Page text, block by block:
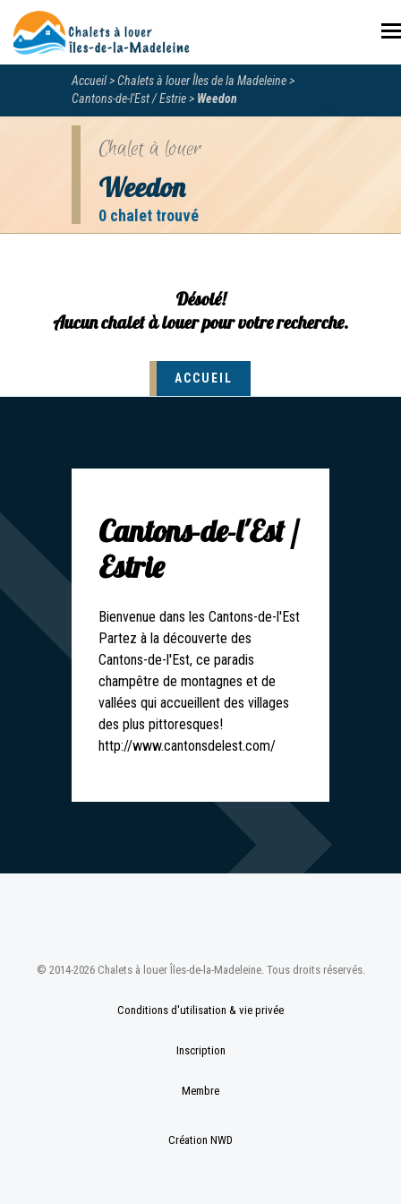
Accueil
Chalets à louer Îles de la Madeleine
Cantons-de-l'Est / Estrie
Weedon
Chalet à louer
Weedon
0 chalet trouvé
Désolé!
Aucun chalet à louer pour votre recherche.
ACCUEIL
Cantons-de-l'Est /
Estrie
Bienvenue dans les Cantons-de-l'Est
Partez à la découverte des
Cantons-de-l'Est, ce paradis
champêtre de montagnes et de
vallées qui accueillent des villages
des plus pittoresques!
http://www.cantonsdelest.com/
© 2014-2026 Chalets à louer Îles-de-la-Madeleine. Tous droits réservés.
Conditions d'utilisation & vie privée
Inscription
Membre
Création NWD